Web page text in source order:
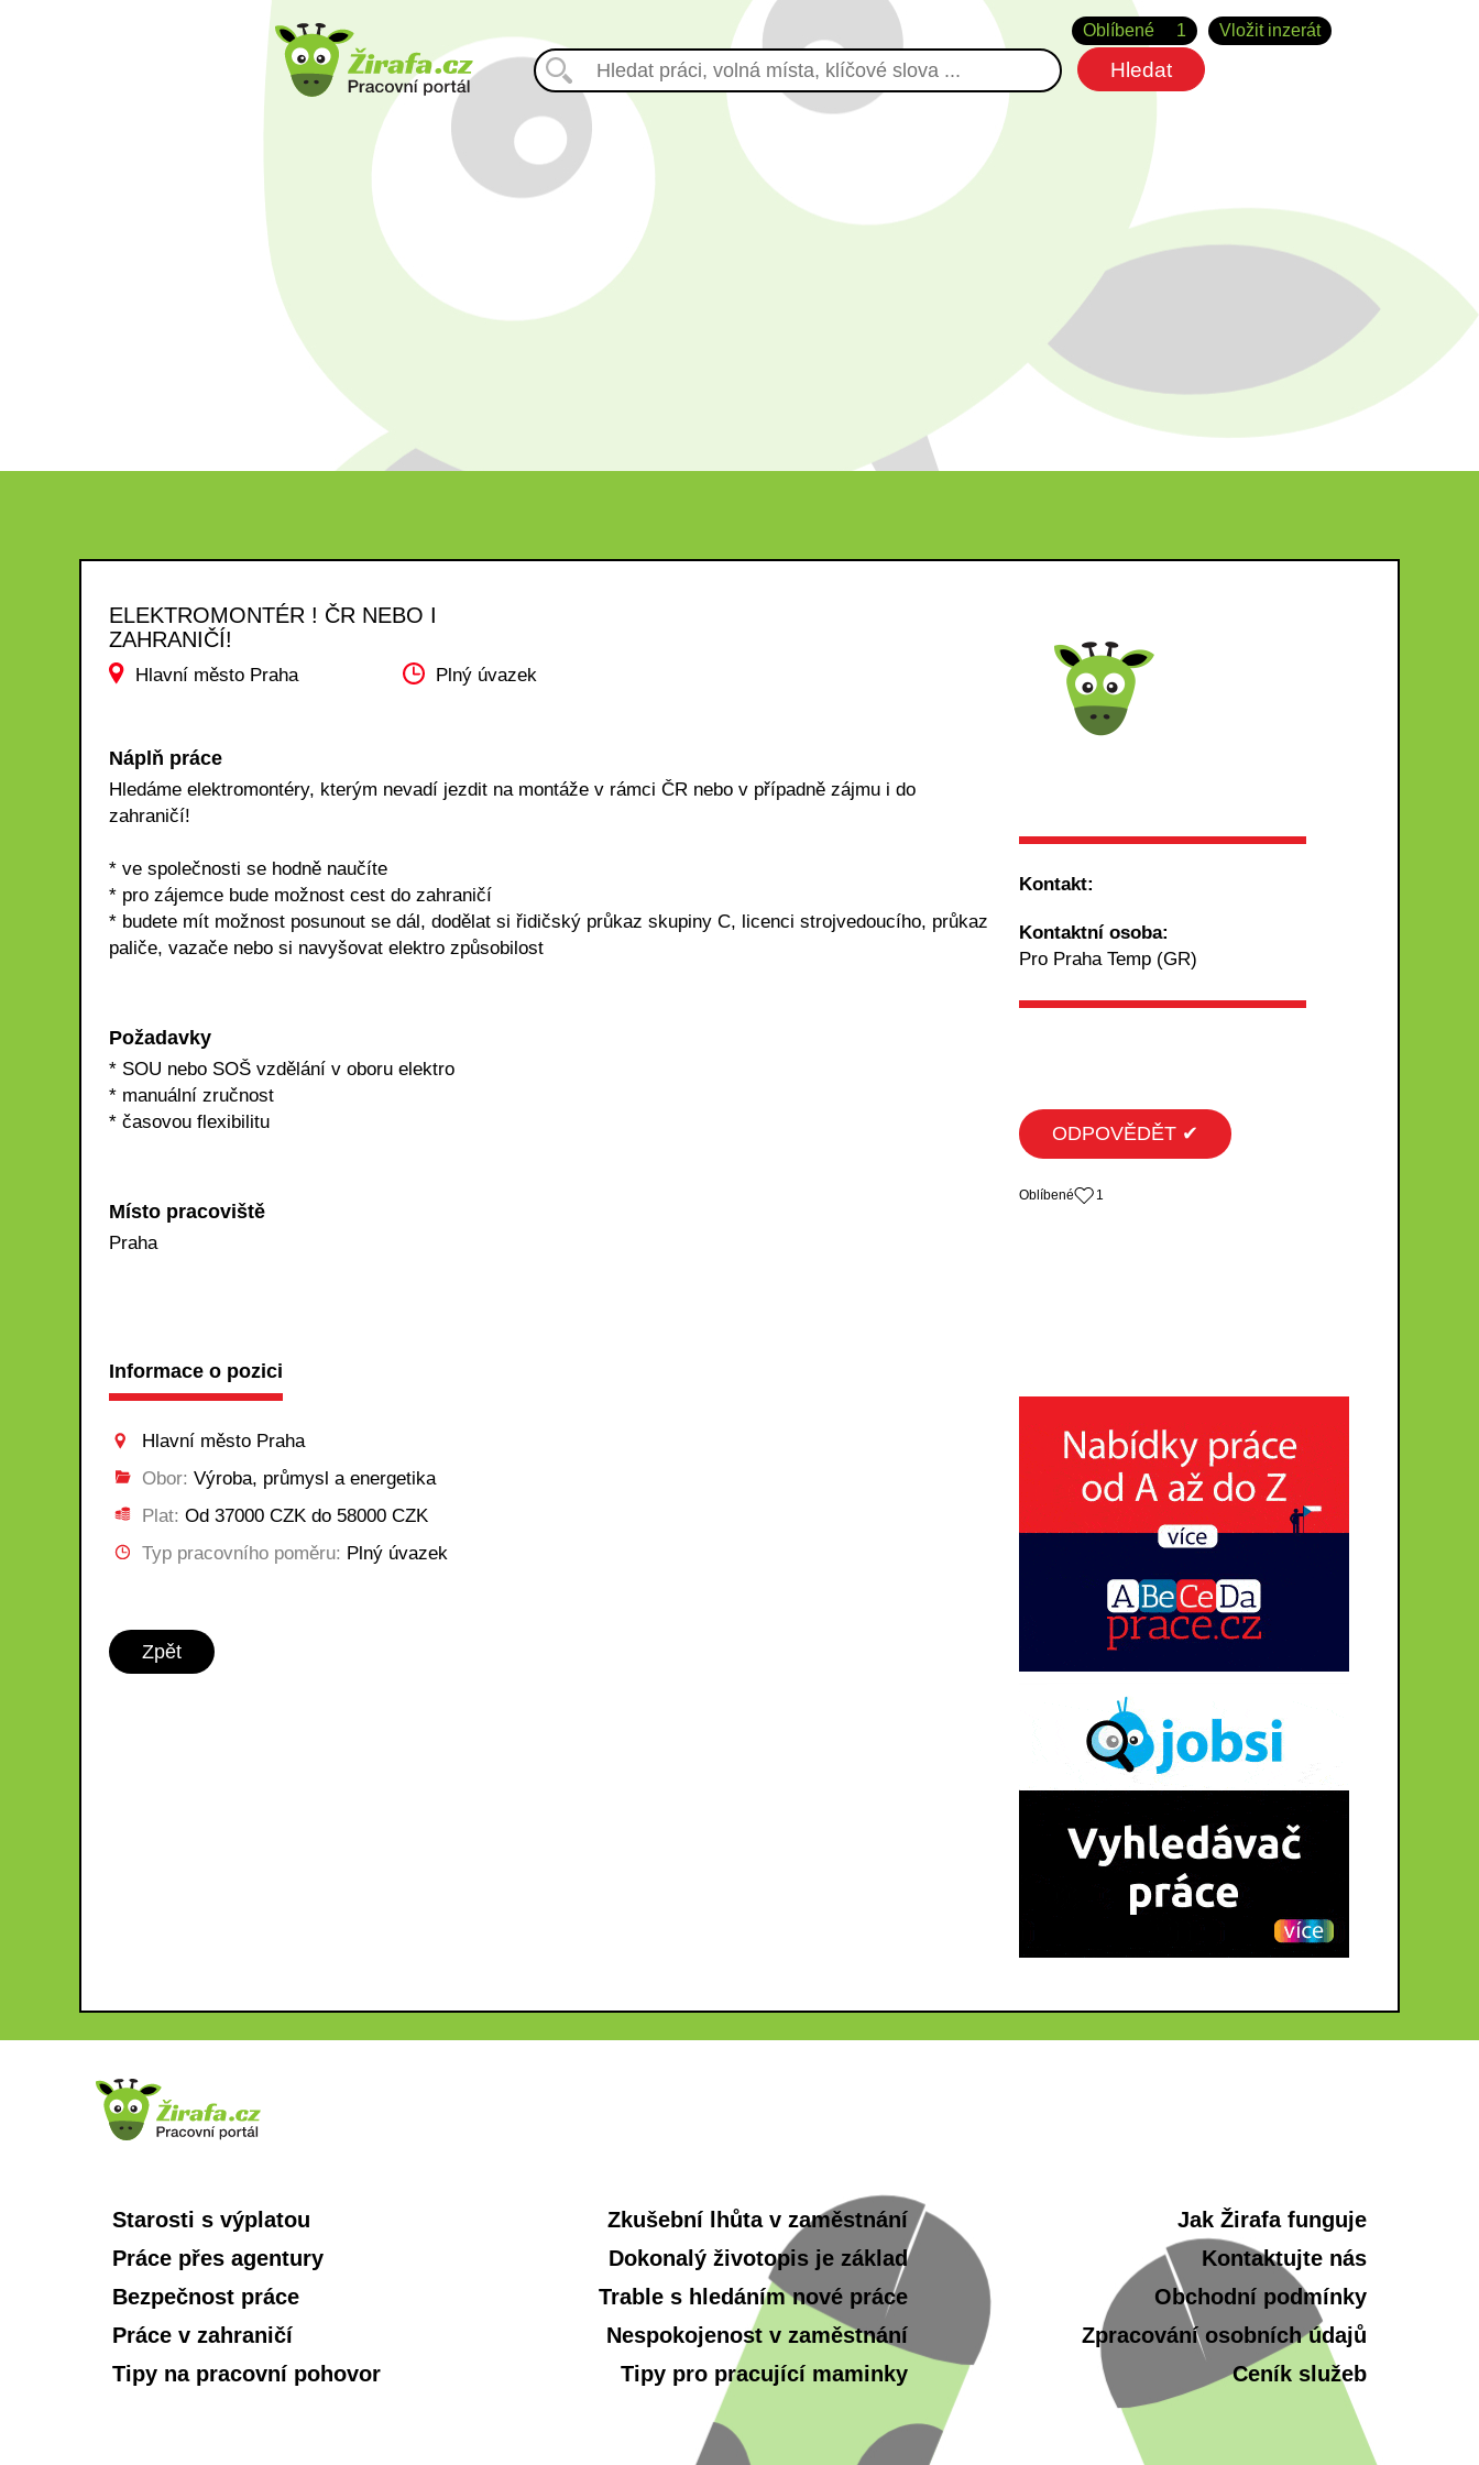
Vložit inzerát
Oblíbené 1
ELEKTROMONTÉR ! ČR NEBO I
ZAHRANIČÍ!
Hlavní město Praha Plný úvazek
Náplň práce
Hledáme elektromontéry, kterým nevadí jezdit na montáže v rámci ČR nebo v případně zájmu i do
zahraničí!
* ve společnosti se hodně naučíte
* pro zájemce bude možnost cest do zahraničí
* budete mít možnost posunout se dál, dodělat si řidičský průkaz skupiny C, licenci strojvedoucího, průkaz
paliče, vazače nebo si navyšovat elektro způsobilost
Požadavky
* SOU nebo SOŠ vzdělání v oboru elektro
* manuální zručnost
* časovou flexibilitu
Místo pracoviště
Praha
Informace o pozici
Hlavní město Praha
Obor: Výroba, průmysl a energetika
Plat: Od 37000 CZK do 58000 CZK
Typ pracovního poměru: Plný úvazek
Zpět
Kontakt:
Kontaktní osoba:
Pro Praha Temp (GR)
ODPOVĚDĚT ✔
Oblíbené 1
Starosti s výplatou
Práce přes agentury
Bezpečnost práce
Práce v zahraničí
Tipy na pracovní pohovor
Zkušební lhůta v zaměstnání
Dokonalý životopis je základ
Trable s hledáním nové práce
Nespokojenost v zaměstnání
Tipy pro pracující maminky
Jak Žirafa funguje
Kontaktujte nás
Obchodní podmínky
Zpracování osobních údajů
Ceník služeb